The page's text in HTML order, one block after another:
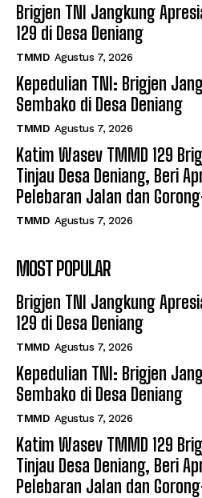
Brigjen TNI Jangkung
129 di Desa Deniang
TMMD Agustus 7, 2026
Kepedulian TNI: Brigjen
Sembako di Desa Deniang
TMMD Agustus 7, 2026
Katim Wasev TMMD 129
Tinjau Desa Deniang, Beri
Pelebaran Jalan dan
TMMD Agustus 7, 2026
MOST POPULAR
Brigjen TNI Jangkung
129 di Desa Deniang
TMMD Agustus 7, 2026
Kepedulian TNI: Brigjen
Sembako di Desa Deniang
TMMD Agustus 7, 2026
Katim Wasev TMMD 129
Tinjau Desa Deniang, Beri
Pelebaran Jalan dan